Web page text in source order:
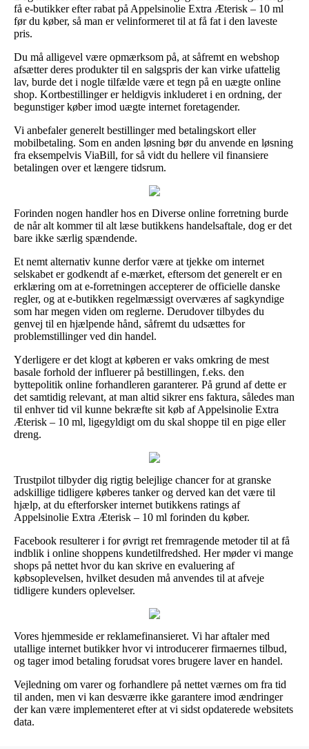
få e-butikker efter rabat på Appelsinolie Extra Æterisk – 10 ml
før du køber, så man er velinformeret til at få fat i den laveste
pris.
Du må alligevel være opmærksom på, at såfremt en webshop
afsætter deres produkter til en salgspris der kan virke ufattelig
lav, burde det i nogle tilfælde være et tegn på en uægte online
shop. Kortbestillinger er heldigvis inkluderet i en ordning, der
begunstiger køber imod uægte internet foretagender.
Vi anbefaler generelt bestillinger med betalingskort eller
mobilbetaling. Som en anden løsning bør du anvende en løsning
fra eksempelvis ViaBill, for så vidt du hellere vil finansiere
betalingen over et længere tidsrum.
Forinden nogen handler hos en Diverse online forretning burde
de når alt kommer til alt læse butikkens handelsaftale, dog er det
bare ikke særlig spændende.
Et nemt alternativ kunne derfor være at tjekke om internet
selskabet er godkendt af e-mærket, eftersom det generelt er en
erklæring om at e-forretningen accepterer de officielle danske
regler, og at e-butikken regelmæssigt overværes af sagkyndige
som har megen viden om reglerne. Derudover tilbydes du
genvej til en hjælpende hånd, såfremt du udsættes for
problemstillinger ved din handel.
Yderligere er det klogt at køberen er vaks omkring de mest
basale forhold der influerer på bestillingen, f.eks. den
byttepolitik online forhandleren garanterer. På grund af dette er
det samtidig relevant, at man altid sikrer ens faktura, således man
til enhver tid vil kunne bekræfte sit køb af Appelsinolie Extra
Æterisk – 10 ml, ligegyldigt om du skal shoppe til en pige eller
dreng.
Trustpilot tilbyder dig rigtig belejlige chancer for at granske
adskillige tidligere køberes tanker og derved kan det være til
hjælp, at du efterforsker internet butikkens ratings af
Appelsinolie Extra Æterisk – 10 ml forinden du køber.
Facebook resulterer i for øvrigt ret fremragende metoder til at få
indblik i online shoppens kundetilfredshed. Her møder vi mange
shops på nettet hvor du kan skrive en evaluering af
købsoplevelsen, hvilket desuden må anvendes til at afveje
tidligere kunders oplevelser.
Vores hjemmeside er reklamefinansieret. Vi har aftaler med
utallige internet butikker hvor vi introducerer firmaernes tilbud,
og tager imod betaling forudsat vores brugere laver en handel.
Vejledning om varer og forhandlere på nettet værnes om fra tid
til anden, men vi kan desværre ikke garantere imod ændringer
der kan være implementeret efter at vi sidst opdaterede websitets
data.